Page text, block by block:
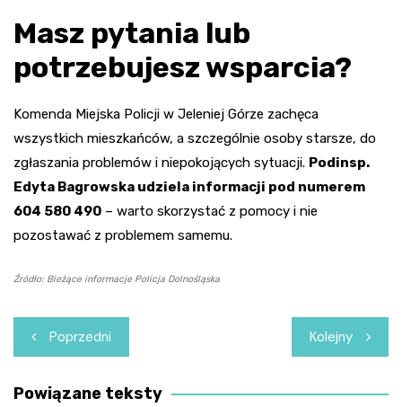
Masz pytania lub
potrzebujesz wsparcia?
Komenda Miejska Policji w Jeleniej Górze zachęca
wszystkich mieszkańców, a szczególnie osoby starsze, do
zgłaszania problemów i niepokojących sytuacji. Podinsp.
Edyta Bagrowska udziela informacji pod numerem
604 580 490 – warto skorzystać z pomocy i nie
pozostawać z problemem samemu.
Źródło: Bieżące informacje Policja Dolnośląska
Nawigacja
wpisu
Poprzedni Kolejny
Powiązane teksty